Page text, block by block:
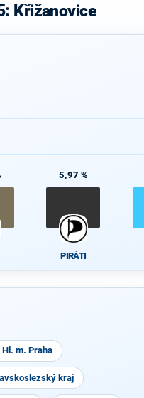
Křižanovice
5,97 %
PIRÁTI
Hl. m. Praha
kraj